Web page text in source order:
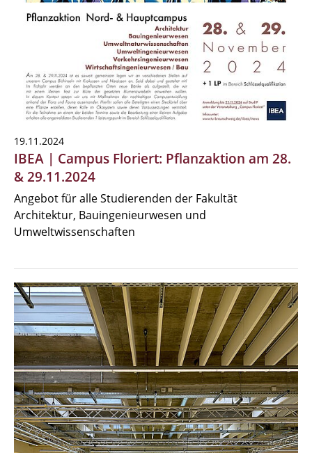
19.11.2024
IBEA | Campus Floriert: Pflanzaktion am 28.
& 29.11.2024
Angebot für alle Studierenden der Fakultät
Architektur, Bauingenieurwesen und
Umweltwissenschaften